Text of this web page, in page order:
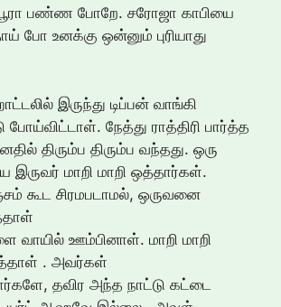
பூரா பண்ண போறே. சரோஜா காபியை
போ உனக்கு ஒன்னும் புரியாது
இருந்து டிப்பன் வாங்கி
போய்விட்டாள். நேத்து ராத்திரி பார்த்த
திரும்ப திரும்ப வந்தது. ஒரு
இருவர் மாறி மாறி ஒத்தார்கள்.
சிரமபடாமல், ஒருவனை
வாயில் ஊம்பினாள். மாறி மாறி
. அவர்கள்
தவிர அந்த நாட்டு கட்டை